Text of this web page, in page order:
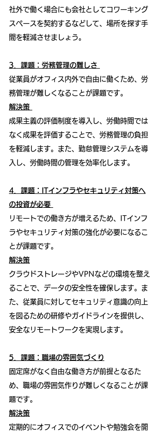
社外で働く場合にも会社としてコワーキング
スペースを契約するなどして、場所を探す手
間を軽減させましょう。
3．課題：労務管理の難しさ
従業員がオフィス内外で自由に働くため、労
務管理が難しくなることが課題です。
解決策
成果主義の評価制度を導入し、労働時間では
なく成果を評価することで、労務管理の負担
を軽減します。また、勤怠管理システムを導
入し、労働時間の管理を効率化します。
4．課題：ITインフラやセキュリティ対策へ
の投資が必要
リモートでの働き方が増えるため、ITインフ
ラやセキュリティ対策の強化が必要になるこ
とが課題です。
解決策
クラウドストレージやVPNなどの環境を整え
ることで、データの安全性を確保します。ま
た、従業員に対してセキュリティ意識の向上
を図るための研修やガイドラインを提供し、
安全なリモートワークを実現します。
5．課題：職場の雰囲気づくり
固定席がなく自由な働き方が前提となるた
め、職場の雰囲気作りが難しくなることが課
題です。
解決策
定期的にオフィスでのイベントや勉強会を開